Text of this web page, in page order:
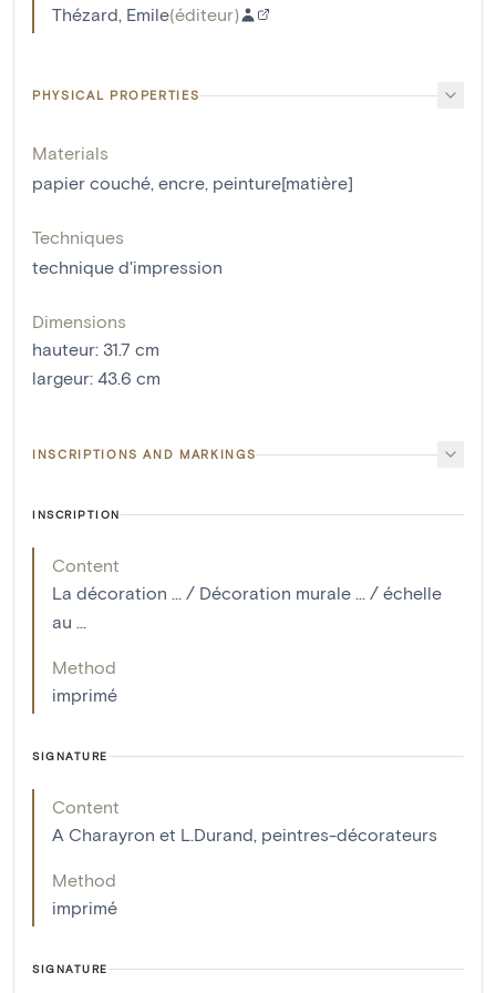
Thézard, Emile(éditeur)
PHYSICAL PROPERTIES
Materials
papier couché, encre, peinture[matière]
Techniques
technique d'impression
Dimensions
hauteur: 31.7 cm
largeur: 43.6 cm
INSCRIPTIONS AND MARKINGS
INSCRIPTION
Content
La décoration ... / Décoration murale ... / échelle
au ...
Method
imprimé
SIGNATURE
Content
A Charayron et L.Durand, peintres-décorateurs
Method
imprimé
SIGNATURE